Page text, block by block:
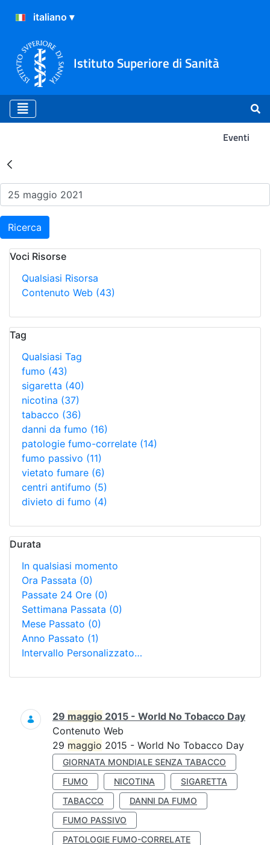
Istituto Superiore di Sanità
Eventi
Risultati della Ricerca -
Ricerca
Voci Risorse
Qualsiasi Risorsa
Contenuto Web (43)
Tag
Qualsiasi Tag
fumo (43)
sigaretta (40)
nicotina (37)
tabacco (36)
danni da fumo (16)
patologie fumo-correlate (14)
fumo passivo (11)
vietato fumare (6)
centri antifumo (5)
divieto di fumo (4)
Durata
In qualsiasi momento
Ora Passata (0)
Passate 24 Ore (0)
Settimana Passata (0)
Mese Passato (0)
Anno Passato (1)
Intervallo Personalizzato…
Ricerca
29 maggio 2015 - World No Tobacco Day
Contenuto Web
29 maggio 2015 - World No Tobacco Day
GIORNATA MONDIALE SENZA TABACCO
FUMO
NICOTINA
SIGARETTA
TABACCO
DANNI DA FUMO
FUMO PASSIVO
PATOLOGIE FUMO-CORRELATE